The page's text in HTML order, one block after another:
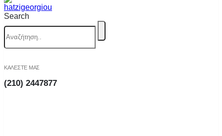
Search
ΚΑΛΕΣΤΕ ΜΑΣ
(210) 2447877